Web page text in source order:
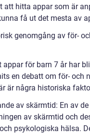
att hitta appar som är
få ut det mesta av
genomgång av för-
appar för barn 7 år har
en debatt om för- och
är några historiska
av skärmtid: En av
av skärmtid och
psykologiska hälsa.